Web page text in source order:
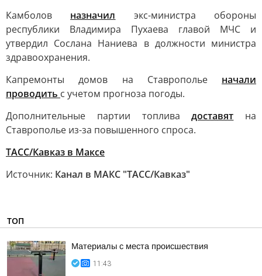
Камболов назначил экс-министра обороны
республики Владимира Пухаева главой МЧС и
утвердил Сослана Наниева в должности министра
здравоохранения.
Капремонты домов на Ставрополье начали
проводить с учетом прогноза погоды.
Дополнительные партии топливадоставят на
Ставрополье из-за повышенного спроса.
ТАСС/Кавказ в Максе
Источник: Канал в МАКС "ТАСС/Кавказ"
ТОП
Материалы с места происшествия
11:43